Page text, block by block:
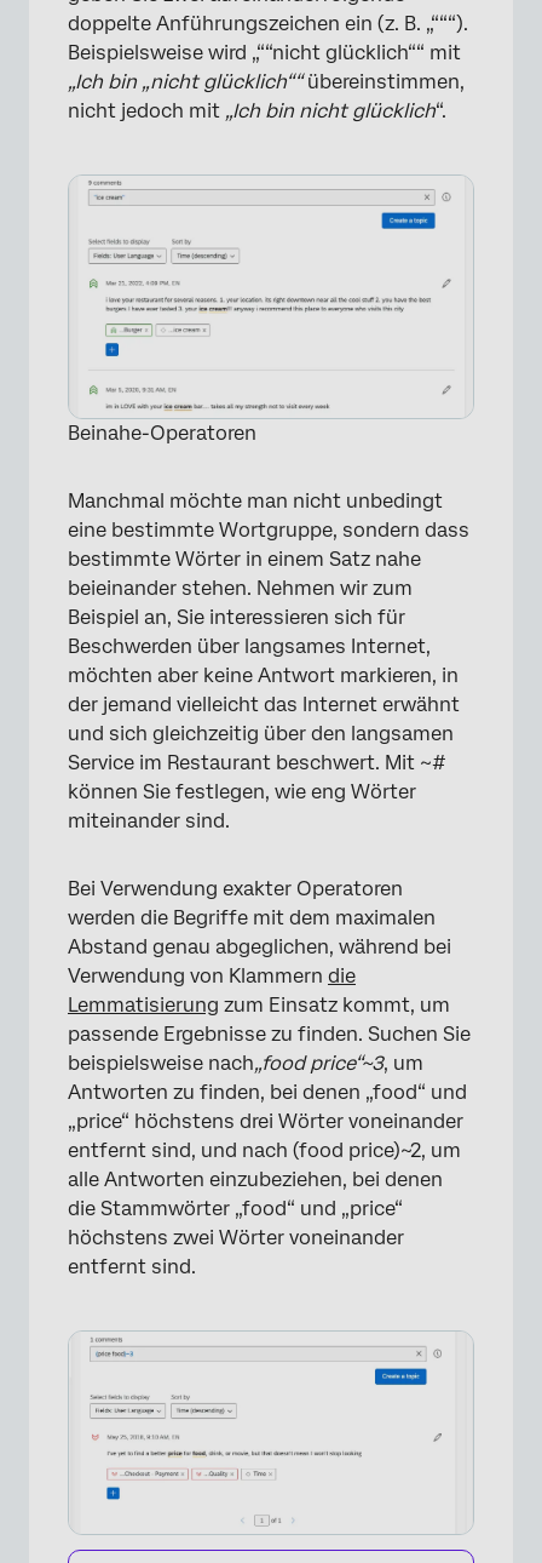
×
doppelte Anführungszeichen ein (z. B. „“““).
Beispielsweise wird „““nicht glücklich““ mit
„Ich bin „nicht glücklich““übereinstimmen,
nicht jedoch mit „Ich bin nicht glücklich“.
×
Beinahe-Operatoren
Manchmal möchte man nicht unbedingt
eine bestimmte Wortgruppe, sondern dass
bestimmte Wörter in einem Satz nahe
beieinander stehen. Nehmen wir zum
Beispiel an, Sie interessieren sich für
Beschwerden über langsames Internet,
möchten aber keine Antwort markieren, in
der jemand vielleicht das Internet erwähnt
und sich gleichzeitig über den langsamen
Service im Restaurant beschwert. Mit ~#
können Sie festlegen, wie eng Wörter
miteinander sind.
Bei Verwendung exakter Operatoren
werden die Begriffe mit dem maximalen
Abstand genau abgeglichen, während bei
Verwendung von Klammern die
Lemmatisierung zum Einsatz kommt, um
passende Ergebnisse zu finden. Suchen Sie
beispielsweise nach„food price“~3, um
Antworten zu finden, bei denen „food“ und
„price“ höchstens drei Wörter voneinander
entfernt sind, und nach (food price)~2, um
alle Antworten einzubeziehen, bei denen
die Stammwörter „food“ und „price“
höchstens zwei Wörter voneinander
entfernt sind.